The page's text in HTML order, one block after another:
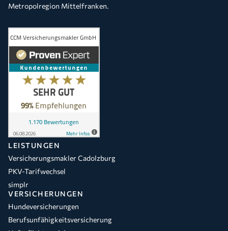
Metropolregion Mittelfranken.
LEISTUNGEN
Versicherungsmakler Cadolzburg
PKV-Tarifwechsel
simplr
VERSICHERUNGEN
Hundeversicherungen
Berufsunfähigkeitsversicherung